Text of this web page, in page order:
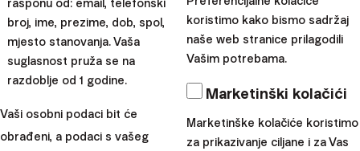
Iako su posljednjih 15-ak godina američke kompanije bile
globalni lideri, povijest nas podsjeća na jednu važnu
činjenicu – ravnoteža moći na tržištima često se
Upravo to daje ključnu lekciju svakom
investitoru:diverzifikacija
je neophodna ako želite
smanjiti rizik i iskoristiti prilike koje pružaju različita
rasponu od: email, telefonski
broj, ime, prezime, dob, spol,
mjesto stanovanja. Vaša
suglasnost pruža se na
razdoblje od 1 godine.
Vaši osobni podaci bit će
obrađeni, a podaci s vašeg
koristimo kako bismo sadržaj
naše web stranice prilagodili
Vašim potrebama.
Marketinški kolačići
Marketinške kolačiće koristimo
za prikazivanje ciljane i za Vas